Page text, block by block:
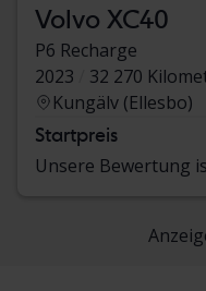
Volvo XC40
P6 Recharge
2023
32 270
Kungälv (Ellesbo)
Startpreis
Unsere Bewertung